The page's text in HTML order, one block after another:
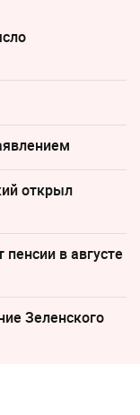
открыл
в августе
Зеленского